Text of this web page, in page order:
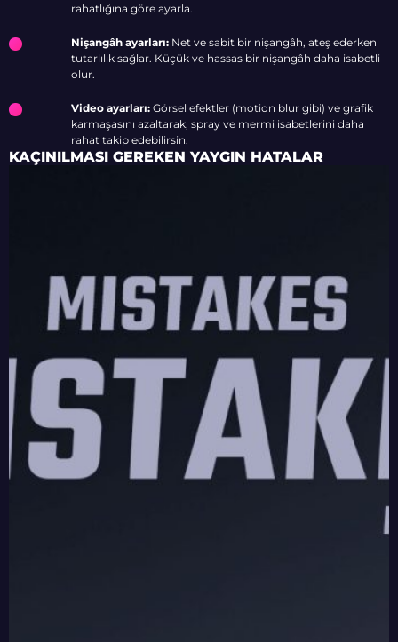
rahatlığına göre ayarla.
Nişangâh ayarları: Net ve sabit bir nişangâh, ateş ederken
tutarlılık sağlar. Küçük ve hassas bir nişangâh daha isabetli
olur.
Video ayarları: Görsel efektler (motion blur gibi) ve grafik
karmaşasını azaltarak, spray ve mermi isabetlerini daha
rahat takip edebilirsin.
KAÇINILMASI GEREKEN YAYGIN HATALAR